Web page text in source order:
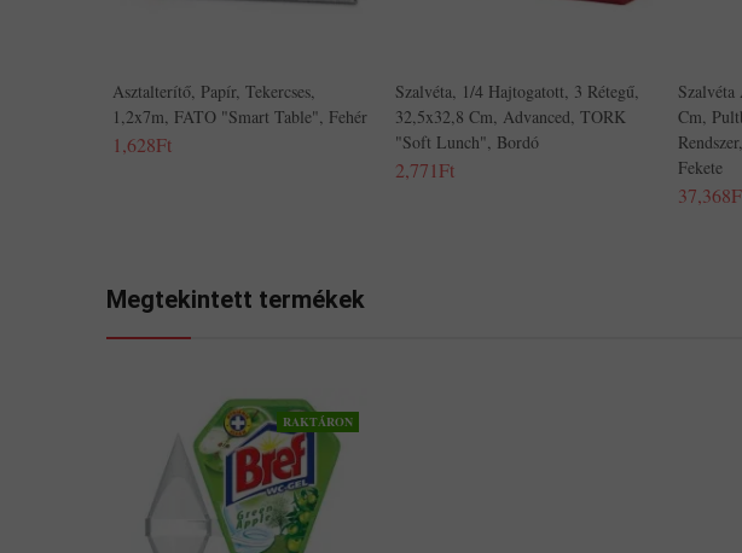
Asztalterítő, Papír, Tekercses,
1,2x7m, FATO "Smart Table", Fehér
1,628Ft
Szalvéta, 1/4 Hajtogatott, 3 Rétegű,
32,5x32,8 Cm, Advanced, TORK
"Soft Lunch", Bordó
2,771Ft
Cm,
Fekete
Megtekintett termékek
RAKTÁRON